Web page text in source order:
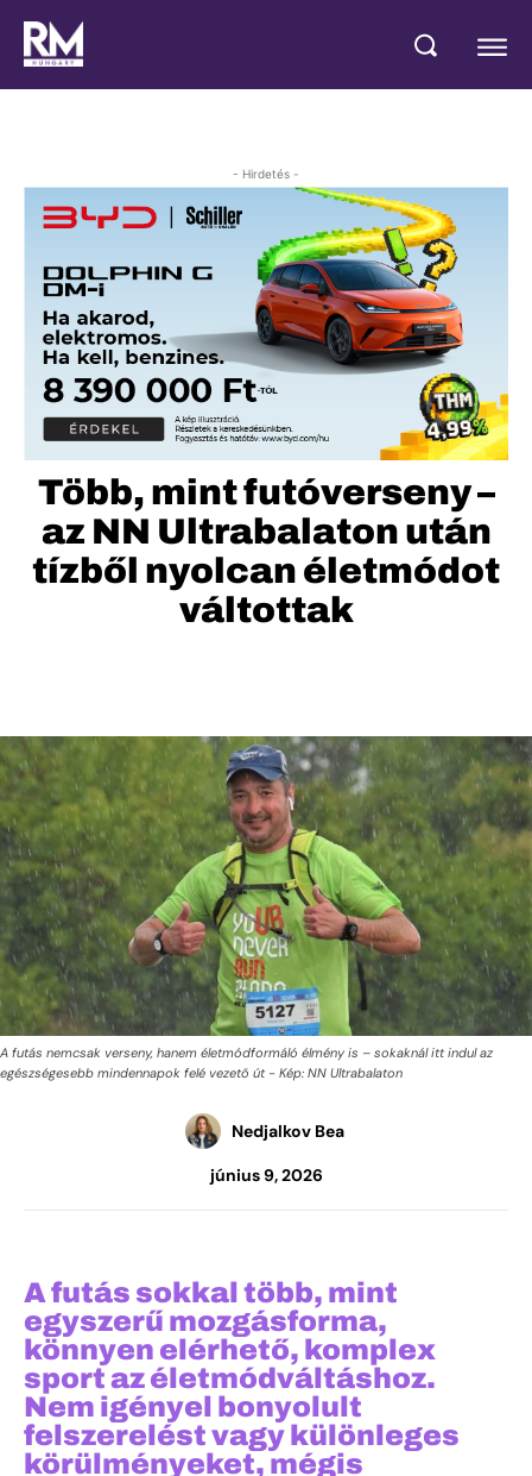
- Hirdetés -
Több, mint futóverseny –
az NN Ultrabalaton után
tízből nyolcan életmódot
váltottak
A futás nemcsak verseny, hanem életmódformáló élmény is – sokaknál itt indul az
egészségesebb mindennapok felé vezető út - Kép: NN Ultrabalaton
Nedjalkov Bea
június 9, 2026
A futás sokkal több, mint
egyszerű mozgásforma,
könnyen elérhető, komplex
sport az életmódváltáshoz.
Nem igényel bonyolult
felszerelést vagy különleges
körülményeket, mégis